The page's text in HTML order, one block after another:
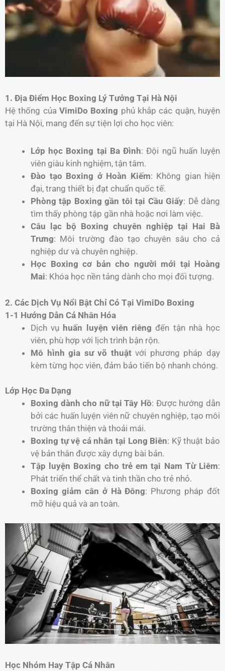
1. Địa Điểm Học Boxing Lý Tưởng Tại Hà Nội
Hệ thống của VimiDo Boxing phủ khắp các quận, huyện
tại Hà Nội, mang đến sự tiện lợi cho học viên:
Lớp học Boxing tại Ba Đình: Đội ngũ huấn luyện
viên giàu kinh nghiệm, tận tâm.
Đào tạo Boxing ở Hoàn Kiếm: Không gian hiện
đại, trang thiết bị đạt chuẩn quốc tế.
Phòng tập Boxing gần tôi tại Cầu Giấy: Dễ dàng
tìm thấy phòng tập gần nhà hoặc nơi làm việc.
Câu lạc bộ Boxing chuyên nghiệp tại Hai Bà
Trưng: Môi trường đào tạo chuyên sâu cho cả
nghiệp dư và chuyên nghiệp.
Học Boxing cơ bản cho người mới tại Hoàng
Mai: Khóa học nền tảng dành cho mọi đối tượng.
2. Các Dịch Vụ Nổi Bật Chỉ Có Tại VimiDo Boxing
1-1 Hướng Dẫn Cá Nhân Hóa
Dịch vụ huấn luyện viên riêng đến tận nhà học
viên, phù hợp với lịch trình bận rộn.
Mô hình gia sư võ thuậtvới phương pháp dạy
kèm từng học viên, đảm bảo tiến bộ nhanh chóng.
Lớp Học Đa Dạng
Boxing dành cho nữ tại Tây Hồ: Được hướng dẫn
bởi các huấn luyện viên nữ chuyên nghiệp, tạo môi
trường thân thiện và thoải mái.
Boxing tự vệ cá nhân tại Long Biên: Kỹ thuật bảo
vệ bản thân được xây dựng bài bản.
Tập luyện Boxing cho trẻ em tại Nam Từ Liêm:
Phát triển thể chất và tinh thần cho trẻ nhỏ.
Boxing giảm cân ở Hà Đông: Phương pháp đốt
mỡ hiệu quả và an toàn.
Học Nhóm Hay Tập Cá Nhân